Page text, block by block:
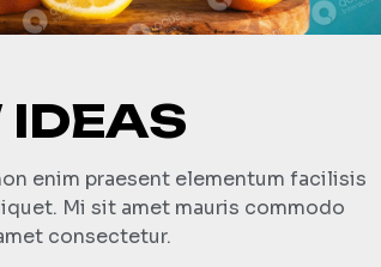
enim praesent elementum facilisis
Mi sit amet mauris commodo
consectetur.